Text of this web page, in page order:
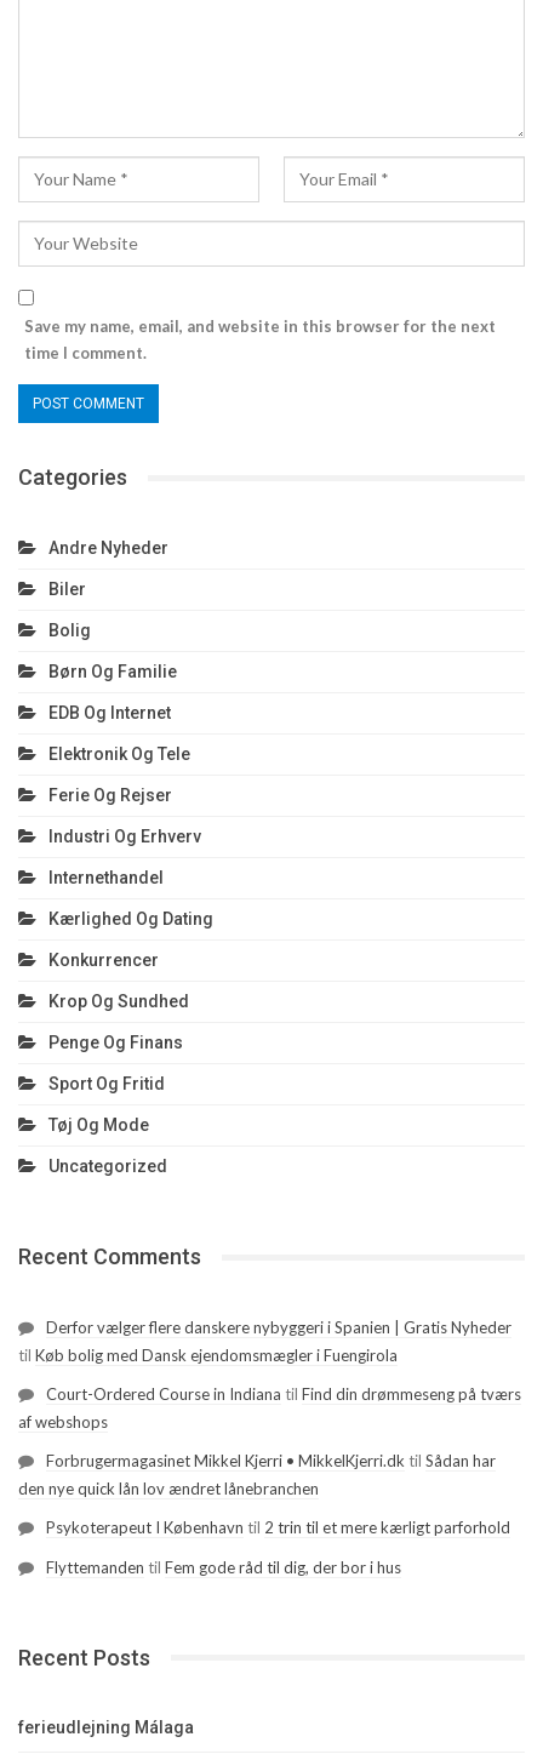
Save my name, email, and website in this browser for the next
time I comment.
Categories
Andre Nyheder
Biler
Bolig
Børn Og Familie
EDB Og Internet
Elektronik Og Tele
Ferie Og Rejser
Industri Og Erhverv
Internethandel
Kærlighed Og Dating
Konkurrencer
Krop Og Sundhed
Penge Og Finans
Sport Og Fritid
Tøj Og Mode
Uncategorized
Recent Comments
Derfor vælger flere danskere nybyggeri i Spanien | Gratis Nyheder
til Køb bolig med Dansk ejendomsmægler i Fuengirola
Court-Ordered Course in Indiana til Find din drømmeseng på tværs
af webshops
Forbrugermagasinet Mikkel Kjerri • MikkelKjerri.dk til Sådan har
den nye quick lån lov ændret lånebranchen
Psykoterapeut I København til 2 trin til et mere kærligt parforhold
Flyttemanden til Fem gode råd til dig, der bor i hus
Recent Posts
ferieudlejning Málaga